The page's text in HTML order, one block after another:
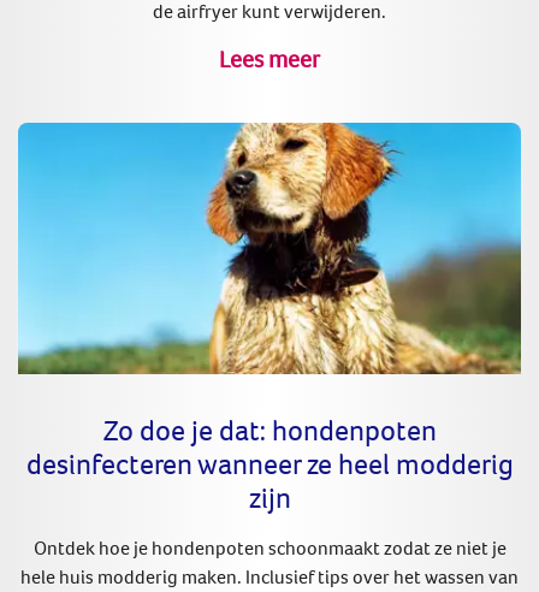
de airfryer kunt verwijderen.
Lees meer
Zo doe je dat: hondenpoten
desinfecteren wanneer ze heel modderig
zijn
Ontdek hoe je hondenpoten schoonmaakt zodat ze niet je
hele huis modderig maken. Inclusief tips over het wassen van